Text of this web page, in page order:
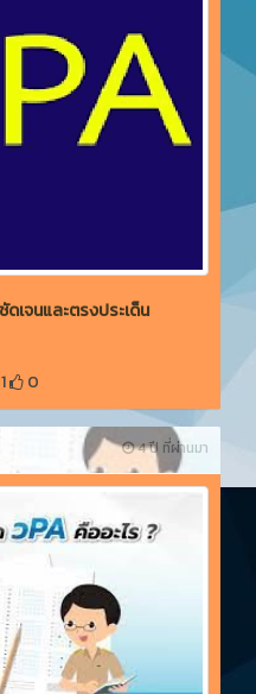
ดเจนและตรงประเด็น
0
4 ปี ที่ผ่านมา